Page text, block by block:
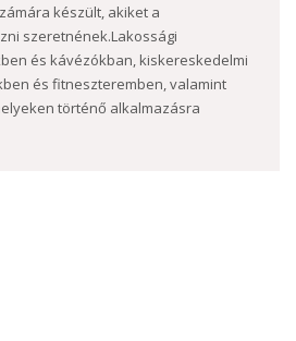
készült, akiket a
szeretnének.Lakossági
és kávézókban, kiskereskedelmi
és fitneszteremben, valamint
történő alkalmazásra